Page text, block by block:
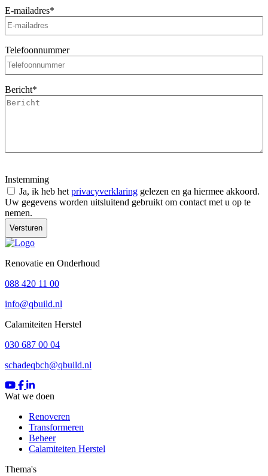
E-mailadres*
Telefoonnummer
Bericht*
Instemming
Ja, ik heb het privacyverklaring gelezen en ga hiermee akkoord.
Uw gegevens worden uitsluitend gebruikt om contact met u op te
nemen.
Renovatie en Onderhoud
088 420 11 00
info@qbuild.nl
Calamiteiten Herstel
030 687 00 04
schadeqbch@qbuild.nl
Wat we doen
Renoveren
Transformeren
Beheer
Calamiteiten Herstel
Thema's